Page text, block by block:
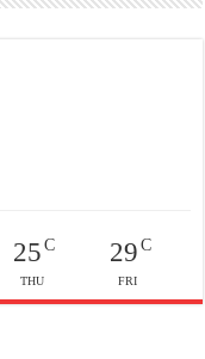
25C
THU
29C
FRI